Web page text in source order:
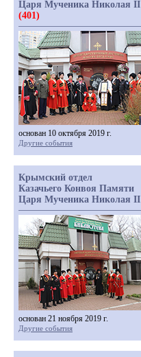
Царя Мученика Николая II
(401)
основан 10 октября 2019 г.
Другие события
Крымский отдел
Казачьего Конвоя Памяти
Царя Мученика Николая II
основан 21 ноября 2019 г.
Другие события